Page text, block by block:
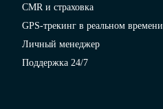
CMR и страховка
GPS-трекинг в реальном времени
Личный менеджер
Поддержка 24/7